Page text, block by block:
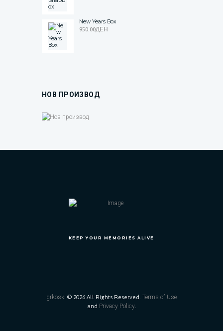
New Years Box
950.00ДЕН
НОВ ПРОИЗВОД
KEEP YOUR MEMORIES ALIVE
grkoski © 2026 All Rights Reserved. Terms of Use
and Privacy Policy.